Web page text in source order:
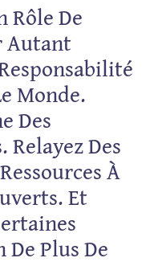
Rôle De
Autant
Monde.
Des
Des
À
Et
De Plus De